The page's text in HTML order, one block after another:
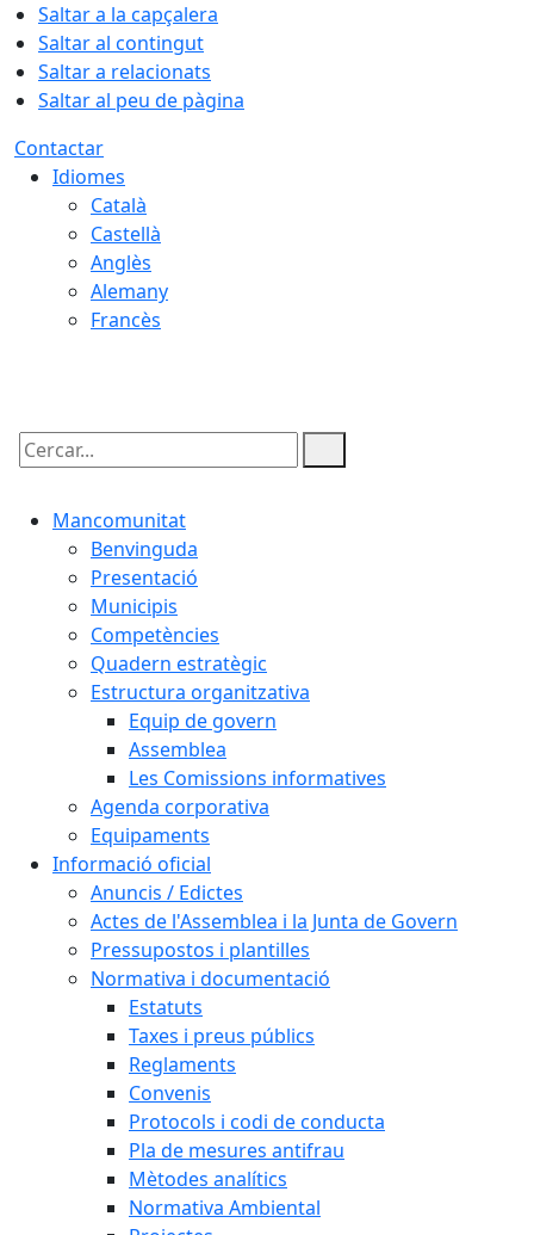
Saltar a la capçalera
Saltar al contingut
Saltar a relacionats
Saltar al peu de pàgina
Contactar
Idiomes
Català
Castellà
Anglès
Alemany
Francès
Cercar:
Mancomunitat
Benvinguda
Presentació
Municipis
Competències
Quadern estratègic
Estructura organitzativa
Equip de govern
Assemblea
Les Comissions informatives
Agenda corporativa
Equipaments
Informació oficial
Anuncis / Edictes
Actes de l'Assemblea i la Junta de Govern
Pressupostos i plantilles
Normativa i documentació
Estatuts
Taxes i preus públics
Reglaments
Convenis
Protocols i codi de conducta
Pla de mesures antifrau
Mètodes analítics
Normativa Ambiental